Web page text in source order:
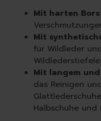
Mit harten
Mit
für Wildleder
Mit langem
das Reinigen
Halbschuhe und